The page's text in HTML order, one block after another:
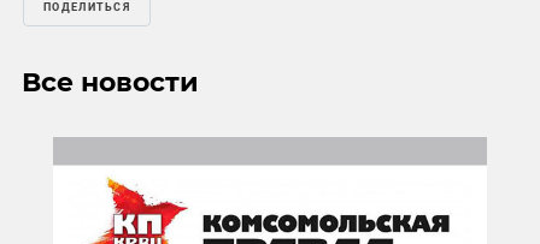
ПОДЕЛИТЬСЯ
Все новости